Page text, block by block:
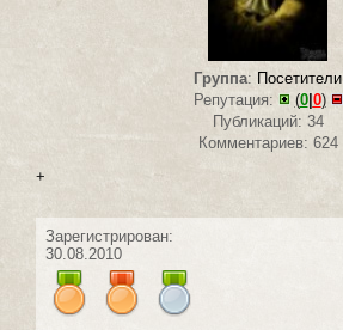
Группа: Посетители
Репутация:
(0| 0)
Публикаций: 34
Комментариев: 624
+
Зарегистрирован:
30.08.2010